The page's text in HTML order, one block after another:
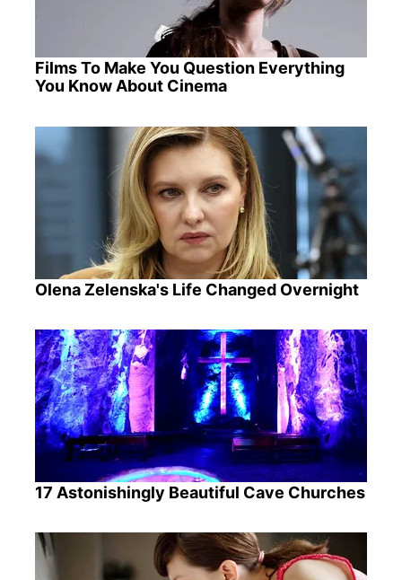
Films To Make You Question Everything
You Know About Cinema
Olena Zelenska's Life Changed Overnight
17 Astonishingly Beautiful Cave Churches